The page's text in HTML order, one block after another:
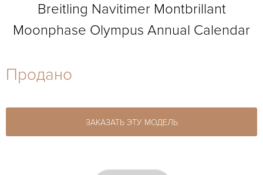
27-44
Breitling Navitimer Montbrillant
Moonphase Olympus Annual Calendar
Продано
ЗАКАЗАТЬ ЭТУ МОДЕЛЬ